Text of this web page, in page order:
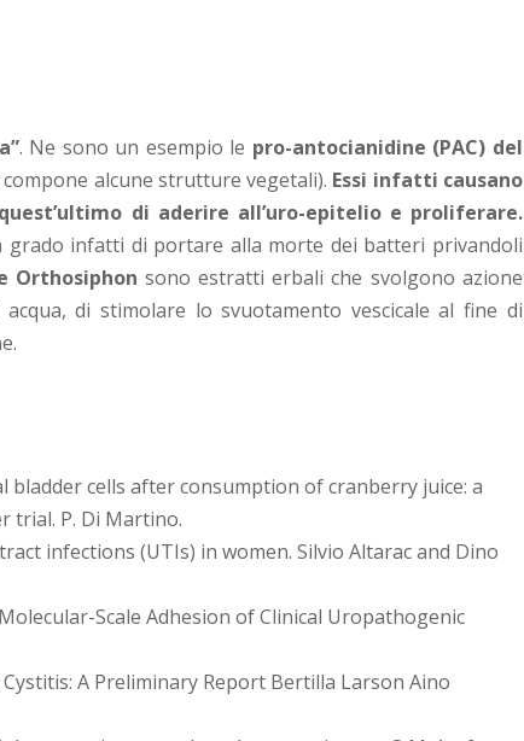
. Ne sono un esempio le pro-antocianidine (PAC) del
alcune strutture vegetali). Essi infatti causano
di aderire all’uro-epitelio e proliferare.
grado infatti di portare alla morte dei batteri privandoli
Orthosiphon sono estratti erbali che svolgono azione
di stimolare lo svuotamento vescicale al fine di
cells after consumption of cranberry juice: a
trial. P. Di Martino.
infections (UTIs) in women. Silvio Altarac and Dino
Scale Adhesion of Clinical Uropathogenic
A Preliminary Report Bertilla Larson Aino